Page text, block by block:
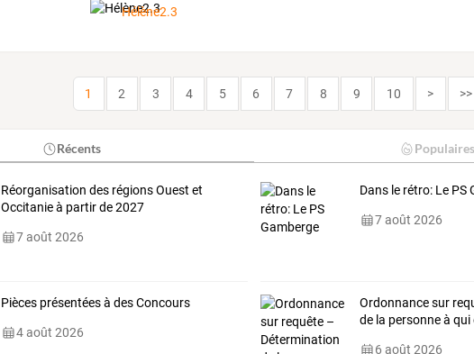
Hélène2.3
1 2 3 4 5 6 7 8 9 10 > >>
Récents Populaires
Réorganisation des régions Ouest et
Occitanie à partir de 2027
7 août 2026
Dans le rétro: Le PS
7 août 2026
Pièces présentées à des Concours
4 août 2026
Ordonnance sur
de la personne à
6 août 2026